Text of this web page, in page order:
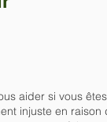
aider si vous
injuste en